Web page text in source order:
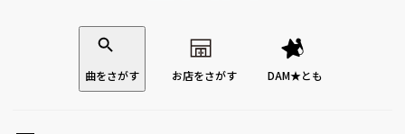
曲をさがす お店をさがす DAM★とも